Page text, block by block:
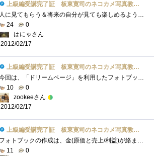
上級編受講完了証 板東寛司のネコカメ写真教室パート2
人に見てもらう＆将来の自分が見ても楽しめるようなテーマってなかなか考え付かないのですが、こういうのは場数勝負のような気がするので、�...
24
0
はにゃさん
2012/02/17
上級編受講完了証 板東寛司のネコカメ写真教室パート2
今回は、「ドリームページ」を利用したフォトブック作成の方法でした。デジカメになってから気軽に写真が撮れて編集の自由度も大幅にアップ�...
10
0
zookeeさん
2012/02/17
上級編受講完了証 板東寛司のネコカメ写真教室パート2
フォトブックの作成は、金(原価と売上/利益)が絡まないだけで、一般的なビデオや写真集作成と全く同じですね。ターゲットユーザーの絞り込み�...
11
0